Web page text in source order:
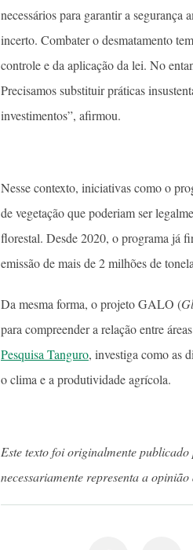
necessários para garantir a
incerto. Combater o desmatamento
controle e da aplicação da lei. No
Precisamos substituir práticas
investimentos”, afirmou.
Nesse contexto, iniciativas como o
de vegetação que poderiam ser
florestal. Desde 2020, o programa já
emissão de mais de 2 milhões de
Da mesma forma, o projeto GALO (
para compreender a relação entre
Pesquisa Tanguro, investiga como as
o clima e a produtividade agrícola.
Este texto foi originalmente publicado
necessariamente representa a